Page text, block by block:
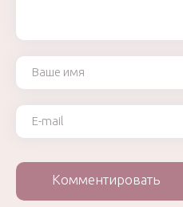
Ваше имя
Ваш e-mail
Комментировать